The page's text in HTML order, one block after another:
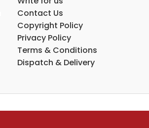
Contact Us
Copyright Policy
Privacy Policy
Terms & Conditions
Dispatch & Delivery